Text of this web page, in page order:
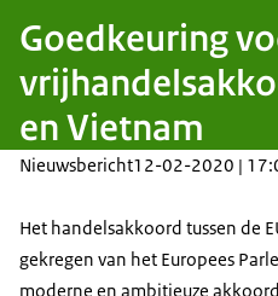
Goedkeuring
en Vietnam
Nieuwsbericht12-02-2020 |
Het handelsakkoord tussen de
gekregen van het Europees
moderne en ambitieuze